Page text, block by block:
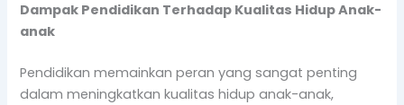
Dampak Pendidikan Terhadap Kualitas Hidup Anak-
anak
Pendidikan memainkan peran yang sangat penting
dalam meningkatkan kualitas hidup anak-anak,